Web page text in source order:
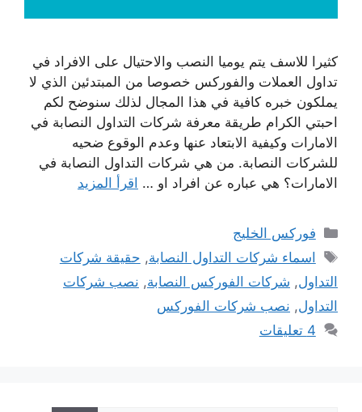
كثيرا للاسف يتم يوميا النصب والاحتيال على الافراد في
تداول العملات والفوركس خصوصا من المبتدئين الذي لا
يملكون خبره كافية في هذا المجال لذلك سنوضح لكم
احبتي الكرام طريقة معرفة شركات التداول النصابة في
الامارات وكيفية الابتعاد عنها وعدم الوقوع ضحيه
للشركات النصابة. من هي شركات التداول النصابة في
الامارات؟ هي عباره عن افراد او … اقرأ المزيد
التصنيفات
فوركس الخليج
الوسوم
اسماء شركات التداول النصابة, حقيقة شركات
التداول, شركات الفوركس النصابة, نصب شركات
التداول, نصب شركات الفوركس
4 تعليقات